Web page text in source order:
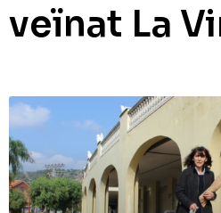
veïnat La